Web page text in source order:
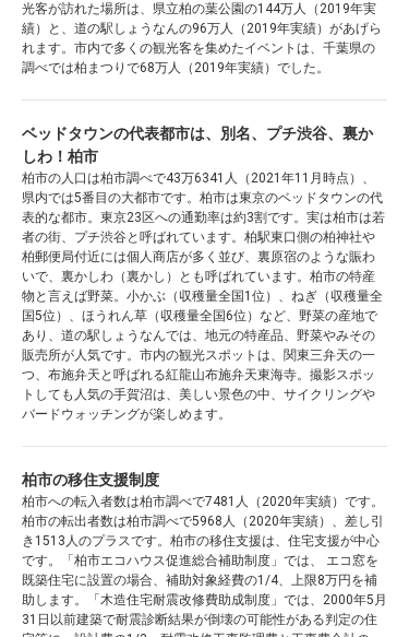
光客が訪れた場所は、県立柏の葉公園の144万人（2019年実
績）と、道の駅しょうなんの96万人（2019年実績）があげら
れます。市内で多くの観光客を集めたイベントは、千葉県の
調べでは柏まつりで68万人（2019年実績）でした。
ベッドタウンの代表都市は、別名、プチ渋谷、裏か
しわ！柏市
柏市の人口は柏市調べで43万6341人（2021年11月時点）、
県内では5番目の大都市です。柏市は東京のベッドタウンの代
表的な都市。東京23区への通勤率は約3割です。実は柏市は若
者の街、プチ渋谷と呼ばれています。柏駅東口側の柏神社や
柏郵便局付近には個人商店が多く並び、裏原宿のような賑わ
いで、裏かしわ（裏かし）とも呼ばれています。柏市の特産
物と言えば野菜。小かぶ（収穫量全国1位）、ねぎ（収穫量全
国5位）、ほうれん草（収穫量全国6位）など、野菜の産地で
あり、道の駅しょうなんでは、地元の特産品、野菜やみその
販売所が人気です。市内の観光スポットは、関東三弁天の一
つ、布施弁天と呼ばれる紅龍山布施弁天東海寺。撮影スポッ
トしても人気の手賀沼は、美しい景色の中、サイクリングや
バードウォッチングが楽しめます。
柏市の移住支援制度
柏市への転入者数は柏市調べで7481人（2020年実績）です。
柏市の転出者数は柏市調べで5968人（2020年実績）、差し引
き1513人のプラスです。柏市の移住支援は、住宅支援が中心
です。「柏市エコハウス促進総合補助制度」では、 エコ窓を
既築住宅に設置の場合、補助対象経費の1/4、上限8万円を補
助します。「木造住宅耐震改修費助成制度」では、2000年5月
31日以前建築で耐震診断結果が倒壊の可能性がある判定の住